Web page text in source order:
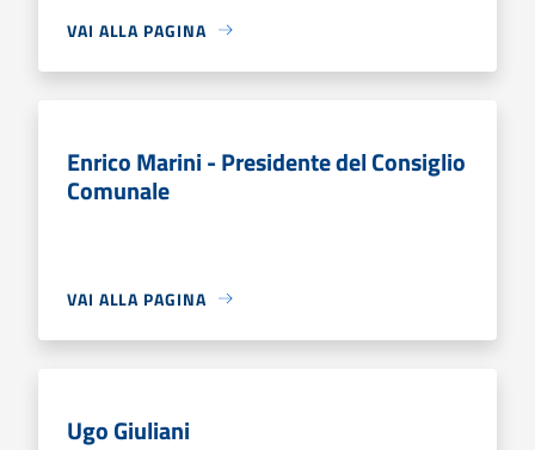
VAI ALLA PAGINA
Enrico Marini - Presidente del Consiglio
Comunale
VAI ALLA PAGINA
Ugo Giuliani